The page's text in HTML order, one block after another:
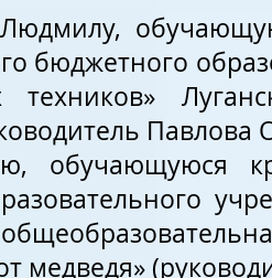
бюджетного
Павлова
обучающуюся
медведя»